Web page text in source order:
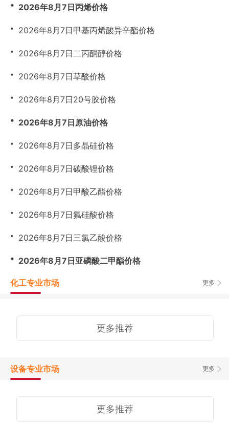
・ 2026年8月7日丙烯价格
・ 2026年8月7日甲基丙烯酸异辛酯价格
・ 2026年8月7日二丙酮醇价格
・ 2026年8月7日草酸价格
・ 2026年8月7日20号胶价格
・ 2026年8月7日原油价格
・ 2026年8月7日多晶硅价格
・ 2026年8月7日碳酸锂价格
・ 2026年8月7日甲酸乙酯价格
・ 2026年8月7日氟硅酸价格
・ 2026年8月7日三氯乙酸价格
・ 2026年8月7日亚磷酸二甲酯价格
更多
化工专业市场
更多推荐
更多
设备专业市场
更多推荐